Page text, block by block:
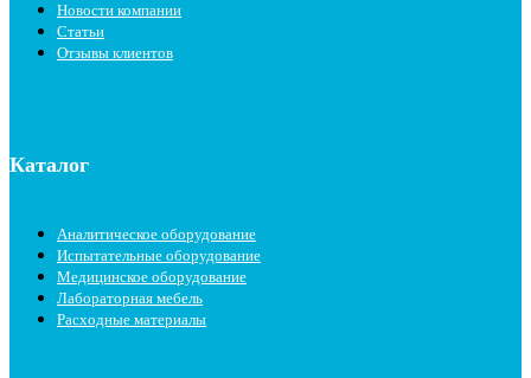
Новости компании
Статьи
Отзывы клиентов
Каталог
Аналитическое оборудование
Испытательные оборудование
Медицинское оборудование
Лабораторная мебель
Расходные материалы